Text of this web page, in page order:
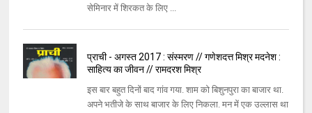
सेमिनार में शिरकत के लिए ...
प्राची - अगस्त 2017 : संस्मरण // गणेशदत्त मिश्र मदनेश :
साहित्य का जीवन // रामदरश मिश्र
इस बार बहुत दिनों बाद गांव गया. शाम को बिशुनपुरा का बाजार था.
अपने भतीजे के साथ बाजार के लिए निकला. मन में एक उल्लास था